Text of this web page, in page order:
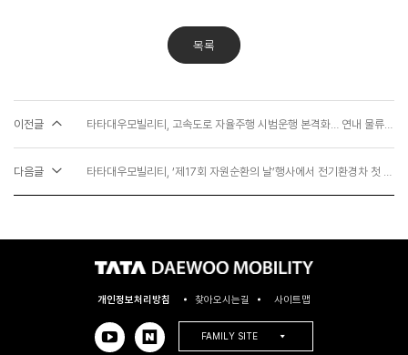
목록
이전글 타타대우모빌리티, 고속도로 자율주행 시범운행 본격화… 연내 물류 운송 서비스 개시
다음글 타타대우모빌리티, ‘제17회 자원순환의 날’행사에서 전기환경차 첫 공개 전시
개인정보처리방침 찾아오시는길 사이트맵
FAMILY SITE